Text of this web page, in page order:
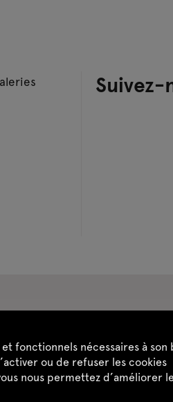
fonctionnels nécessaires à son
ou de refuser les cookies
nous permettez d’améliorer
Suivez-
/ CGV Plan du site